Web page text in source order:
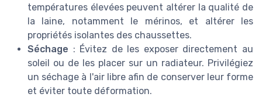
températures élevées peuvent altérer la qualité de
la laine, notamment le mérinos, et altérer les
propriétés isolantes des chaussettes.
Séchage : Évitez de les exposer directement au
soleil ou de les placer sur un radiateur. Privilégiez
un séchage à l'air libre afin de conserver leur forme
et éviter toute déformation.